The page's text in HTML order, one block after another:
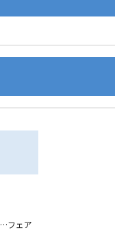
…フェア